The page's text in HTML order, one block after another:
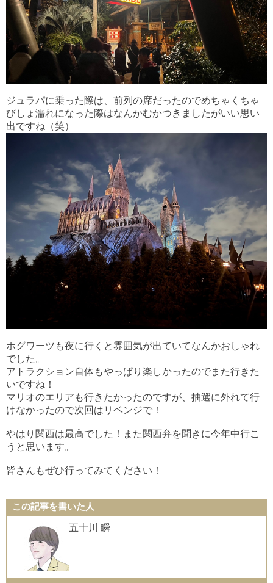
ジュラパに乗った際は、前列の席だったのでめちゃくちゃ
びしょ濡れになった際はなんかむかつきましたがいい思い
出ですね（笑）
ホグワーツも夜に行くと雰囲気が出ていてなんかおしゃれ
でした。
アトラクション自体もやっぱり楽しかったのでまた行きた
いですね！
マリオのエリアも行きたかったのですが、抽選に外れて行
けなかったので次回はリベンジで！
やはり関西は最高でした！また関西弁を聞きに今年中行こ
うと思います。
皆さんもぜひ行ってみてください！
この記事を書いた人
五十川 瞬